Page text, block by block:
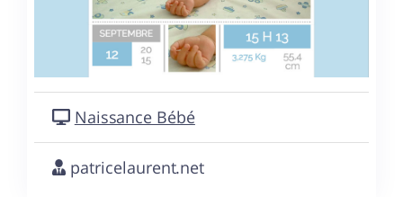
Naissance Bébé
patricelaurent.net